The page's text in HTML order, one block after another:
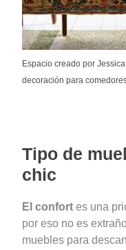
Espacio creado por
decoración para
Tipo de
chic
El confortes una
por eso no es
muebles para